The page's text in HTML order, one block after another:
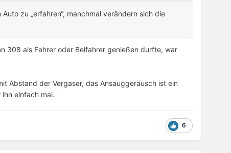
zu „erfahren“, manchmal verändern sich die
308 als Fahrer oder Beifahrer genießen durfte, war
Abstand der Vergaser, das Ansauggeräusch ist ein
einfach mal.
6